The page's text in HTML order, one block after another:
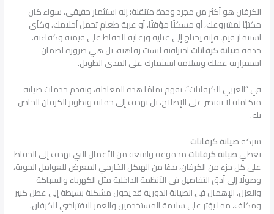
الكرفان هو أكثر من مجرد وحدة متنقلة؛ إنه استثمار حقيقي، سواء كان
مكتبًا لمشروعك، أو مسكنًا مؤقتًا، أو عربة طعام تحمل أحلامك. وكأي
استثمار قيم، فإنه يحتاج إلى عناية ورعاية للحفاظ على قيمته وكفاءته.
خدمةصيانة كرفاناتاحترافية ليست رفاهية، بل هي ضرورة لضمان
استمرارية عملك وسلامة استثمارك على المدى الطويل.
في “العربي للكرفانات”، نفهم تمامًا هذه المعادلة، ونقدم خدمات صيانة
متكاملة لا تقتصر على الإصلاح، بل تهدف إلى حماية وتطوير الكرفان الخاص
بك.
شركةصيانة كرفانات
تغطيصيانة كرفاناتمجموعة واسعة من الأعمال التي تهدف إلى الحفاظ
على كل جزء من الكرفان، بدءًا من الهيكل الخارجي المعرض للعوامل الجوية،
وصولًا إلى أدق التفاصيل في الأنظمة الداخلية مثل الكهرباء والسباكة
والعزل. الإهمال في الصيانة الدورية قد يحول مشكلة بسيطة إلى عطل كبير
ومكلف، مما يؤثر على سلامة المستخدمين والعمر الافتراضي للكرفان.